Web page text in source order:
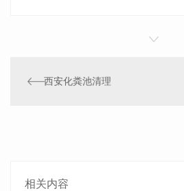
西安化粪池清理
相关内容